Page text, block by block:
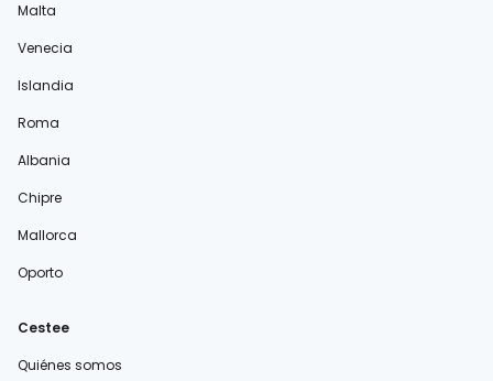
Malta
Venecia
Islandia
Roma
Albania
Chipre
Mallorca
Oporto
Cestee
Quiénes somos